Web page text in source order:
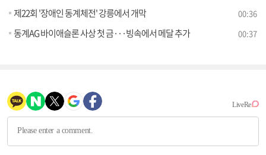
제22회 '장애인 동계체전' 강릉에서 개막 00:36
동계AG 바이애슬론 사상 첫 금···빙속에서 메달 추가 00:37